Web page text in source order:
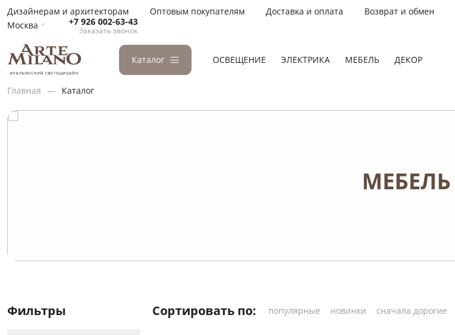
Дизайнерам и архитекторам Оптовым покупателям Доставка и оплата Возврат и обмен
Москва
+7 926 002-63-43
Заказать звонок
Каталог ОСВЕЩЕНИЕ ЭЛЕКТРИКА МЕБЕЛЬ ДЕКОР
Главная Каталог
МЕБЕЛЬ
Фильтры Сортировать по: популярные новинки сначала дорогие